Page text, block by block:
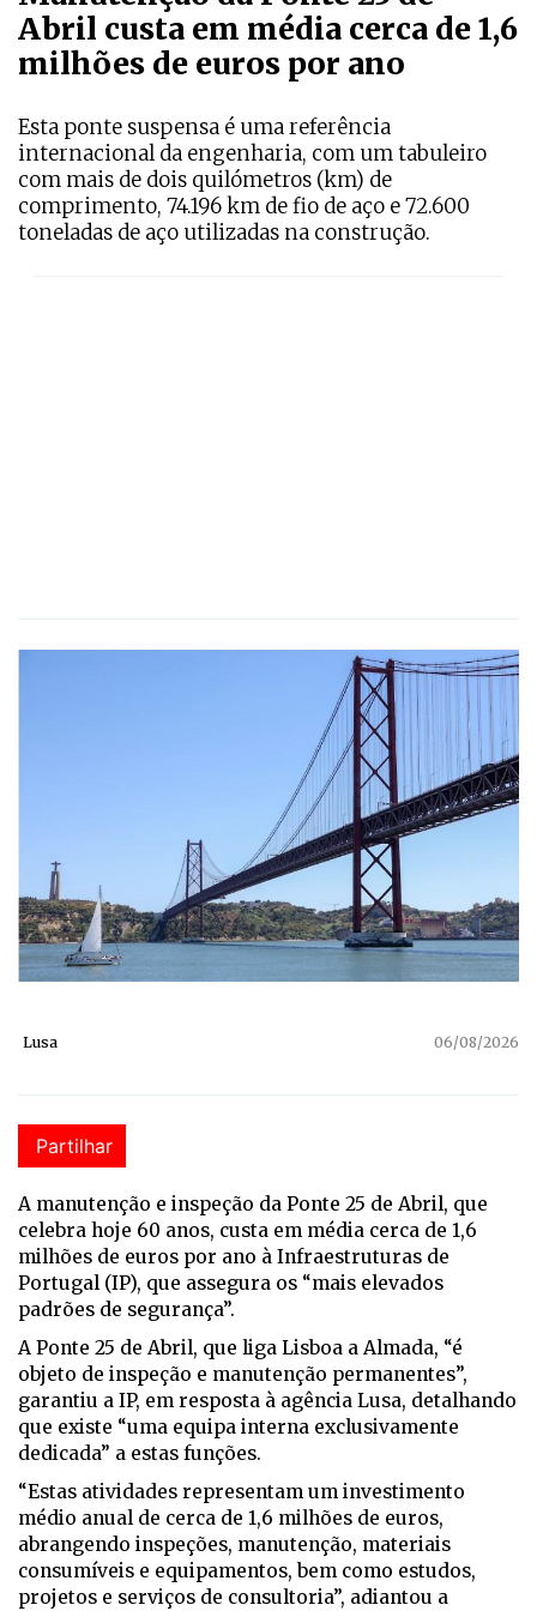
Abril custa em média cerca de 1,6
milhões de euros por ano
Esta ponte suspensa é uma referência
internacional da engenharia, com um tabuleiro
com mais de dois quilómetros (km) de
comprimento, 74.196 km de fio de aço e 72.600
toneladas de aço utilizadas na construção.
Lusa 06/08/2026
Partilhar
A manutenção e inspeção da Ponte 25 de Abril, que
celebra hoje 60 anos, custa em média cerca de 1,6
milhões de euros por ano à Infraestruturas de
Portugal (IP), que assegura os “mais elevados
padrões de segurança”.
A Ponte 25 de Abril, que liga Lisboa a Almada, “é
objeto de inspeção e manutenção permanentes”,
garantiu a IP, em resposta à agência Lusa, detalhando
que existe “uma equipa interna exclusivamente
dedicada” a estas funções.
“Estas atividades representam um investimento
médio anual de cerca de 1,6 milhões de euros,
abrangendo inspeções, manutenção, materiais
consumíveis e equipamentos, bem como estudos,
projetos e serviços de consultoria”, adiantou a